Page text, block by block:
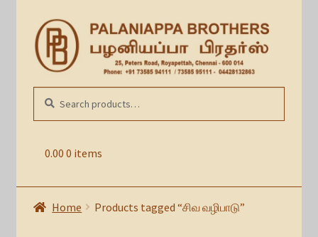
Skip
to
navigation
Skip
to
content
0.00 0 items
for:
Home Products tagged “சிவ வழிபாடு”